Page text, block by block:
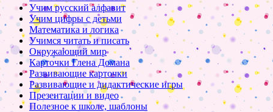
Учим русский алфавит
Учим цифры с детьми
Математика и логика
Учимся читать и писать
Окружающий мир
Карточки Глена Домана
Развивающие карточки
Развивающие и дидактические игры
Презентации и видео
Полезное к школе, шаблоны